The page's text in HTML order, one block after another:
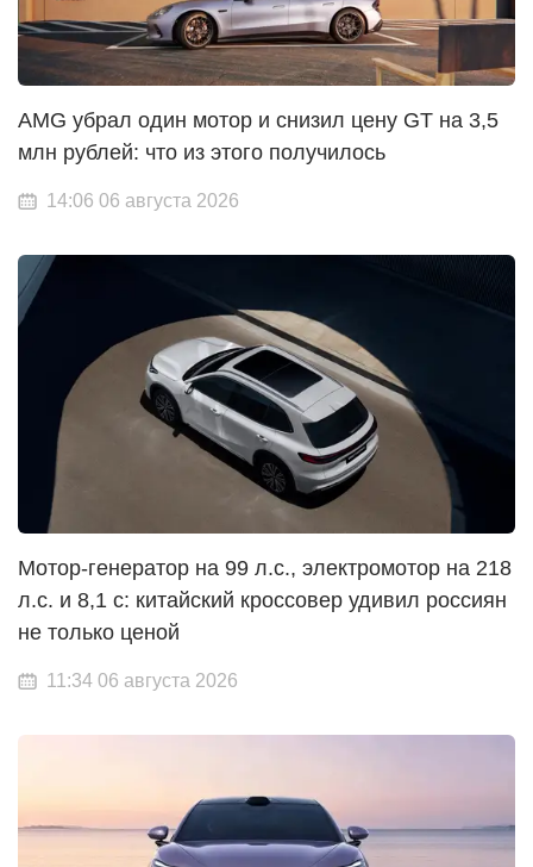
AMG убрал один мотор и снизил цену GT на 3,5
млн рублей: что из этого получилось
14:06 06 августа 2026
Мотор-генератор на 99 л.с., электромотор на 218
л.с. и 8,1 с: китайский кроссовер удивил россиян
не только ценой
11:34 06 августа 2026